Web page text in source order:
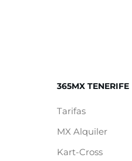
365MX TENERIFE
Tarifas
MX Alquiler
Kart-Cross